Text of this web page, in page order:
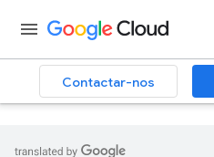
Contactar-nos